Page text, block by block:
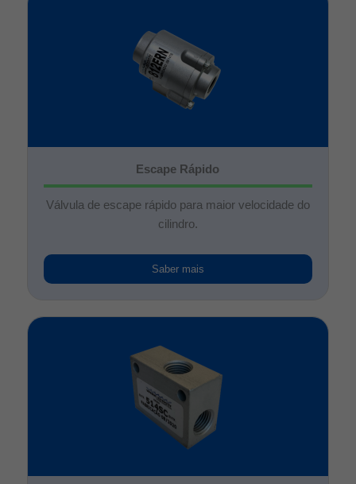
Escape Rápido
Válvula de escape rápido para maior velocidade do
cilindro.
Saber mais